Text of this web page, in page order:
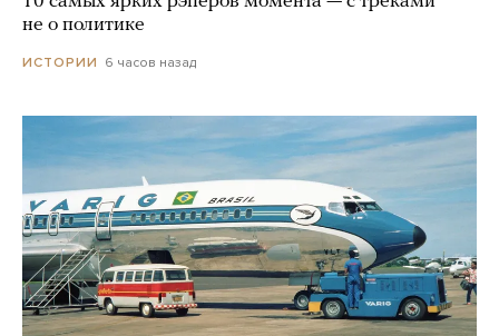
не о политике
ИСТОРИИ 6 часов назад